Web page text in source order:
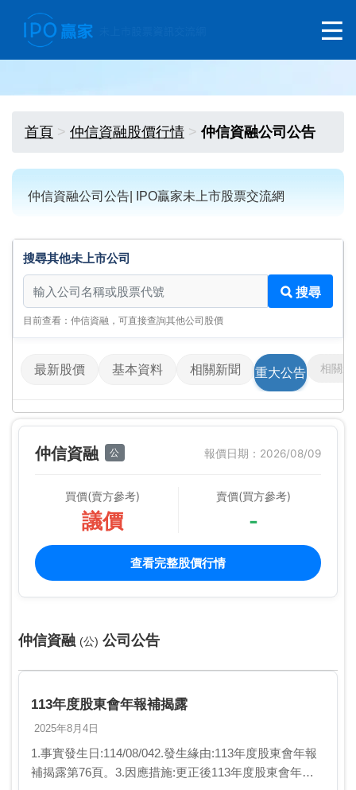
首頁 仲信資融股價行情 仲信資融公司公告
仲信資融公司公告| IPO贏家未上市股票交流網
搜尋其他未上市公司
搜尋其他未上市公司
搜尋
目前查看：仲信資融，可直接查詢其他公司股價
最新股價 基本資料 相關新聞 重大公告 相關影
仲信資融 公 報價日期：2026/08/09
買價(賣方參考)
議價
賣價(買方參考)
-
查看完整股價行情
仲信資融 (公) 公司公告
113年度股東會年報補揭露
2025年8月4日
1.事實發生日:114/08/042.發生緣由:113年度股東會年報
補揭露第76頁。3.因應措施:更正後113年度股東會年報